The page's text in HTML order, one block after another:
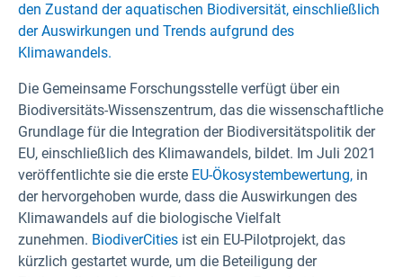
den Zustand der aquatischen Biodiversität, einschließlich
der Auswirkungen und Trends aufgrund des
Klimawandels.
Die Gemeinsame Forschungsstelle verfügt über ein
Biodiversitäts-Wissenszentrum, das die wissenschaftliche
Grundlage für die Integration der Biodiversitätspolitik der
EU, einschließlich des Klimawandels, bildet. Im Juli 2021
veröffentlichte sie die erste EU-Ökosystembewertung, in
der hervorgehoben wurde, dass die Auswirkungen des
Klimawandels auf die biologische Vielfalt
zunehmen. BiodiverCities ist ein EU-Pilotprojekt, das
kürzlich gestartet wurde, um die Beteiligung der